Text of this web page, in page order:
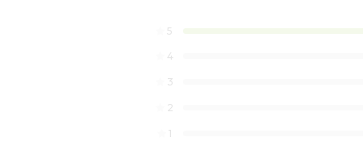
5
4
3
2
1